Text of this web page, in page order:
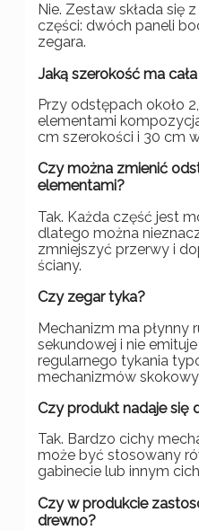
Nie. Zestaw składa się
części: dwóch paneli
zegara.
Jaką szerokość ma
Przy odstępach około
elementami
cm szerokości i 30 cm
Czy można zmienić
elementami?
Tak. Każda część jest
dlatego można
zmniejszyć przerwy i
ściany.
Czy zegar tyka?
Mechanizm ma płynny
sekundowej i nie
regularnego tykania
mechanizmów
Czy produkt nadaje się
Tak. Bardzo cichy
może być stosowany
gabinecie lub innym
Czy w produkcie
drewno?